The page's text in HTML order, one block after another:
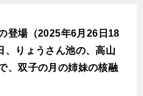
登場（2025年6月26日18
、りょうさん池の、高山
、双子の月の姉妹の核融